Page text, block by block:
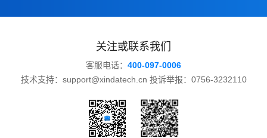
关注或联系我们
客服电话： 400-097-0006
技术支持：support@xindatech.cn 投诉举报：0756-3232110